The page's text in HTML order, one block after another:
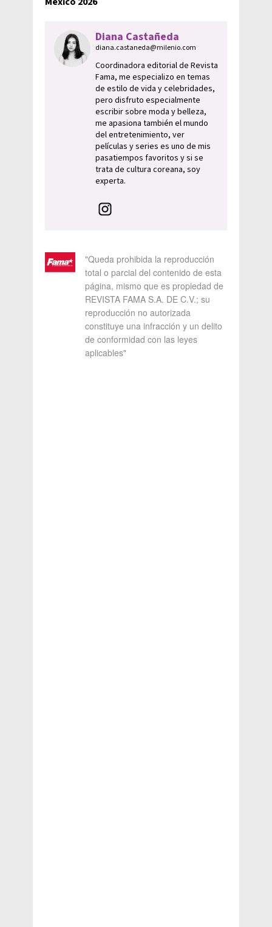
Diana Castañeda
diana.castaneda@milenio.com
Coordinadora editorial de Revista
Fama, me especializo en temas
de estilo de vida y celebridades,
pero disfruto especialmente
escribir sobre moda y belleza,
me apasiona también el mundo
del entretenimiento, ver
películas y series es uno de mis
pasatiempos favoritos y si se
trata de cultura coreana, soy
experta.
"Queda prohibida la reproducción
total o parcial del contenido de esta
página, mismo que es propiedad de
REVISTA FAMA S.A. DE C.V.; su
reproducción no autorizada
constituye una infracción y un delito
de conformidad con las leyes
aplicables"